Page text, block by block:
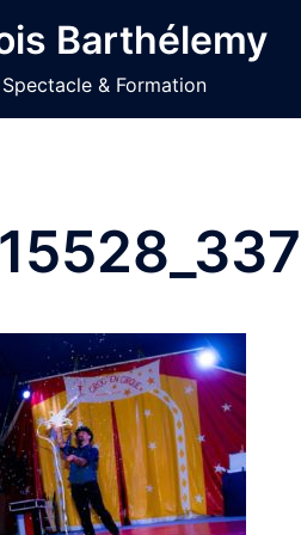
Barthélemy
& Formation